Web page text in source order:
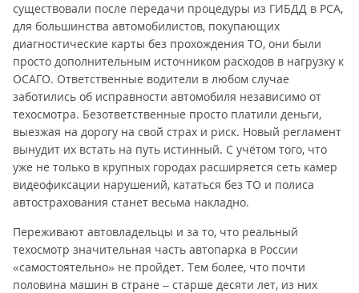
существовали после передачи процедуры из ГИБДД в РСА,
для большинства автомобилистов, покупающих
диагностические карты без прохождения ТО, они были
просто дополнительным источником расходов в нагрузку к
ОСАГО. Ответственные водители в любом случае
заботились об исправности автомобиля независимо от
техосмотра. Безответственные просто платили деньги,
выезжая на дорогу на свой страх и риск. Новый регламент
вынудит их встать на путь истинный. С учётом того, что
уже не только в крупных городах расширяется сеть камер
видеофиксации нарушений, кататься без ТО и полиса
автострахования станет весьма накладно.
Переживают автовладельцы и за то, что реальный
техосмотр значительная часть автопарка в России
«самостоятельно» не пройдет. Тем более, что почти
половина машин в стране – старше десяти лет, из них